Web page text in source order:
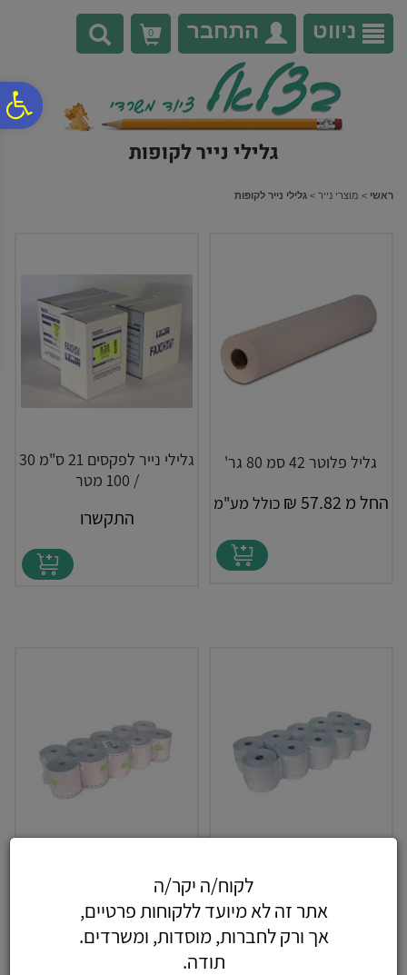
נגישות
אתר
המרכזי
ניווט התחבר 0
גלילי נייר לקופות
ראשי > מוצרי נייר > גלילי נייר לקופות
גליל פלוטר 42 סמ 80 גר'
החל מ 57.82
₪ כולל מע"מ
גלילי נייר לפקסים 21 ס"מ 30
/ 100 מטר
התקשרו
גליל נייר למכונת חישוב
3.30כולל מע"מ
גליל נייר מ.חישוב-כימי
3.84כולל מע"מ
לקוח/ה יקר/ה
אתר זה לא מיועד ללקוחות פרטיים,
אך ורק לחברות, מוסדות, ומשרדים.
תודה.